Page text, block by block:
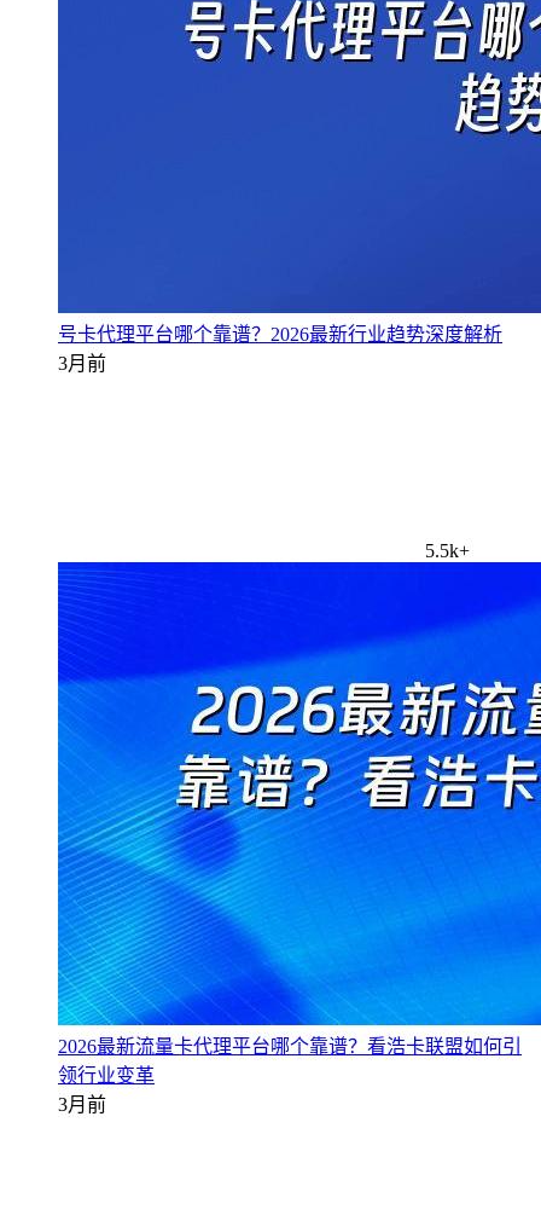
号卡代理平台哪个靠谱？2026最新行业趋势深度解析
3月前
5.5k+
2026最新流量卡代理平台哪个靠谱？看浩卡联盟如何引
领行业变革
3月前